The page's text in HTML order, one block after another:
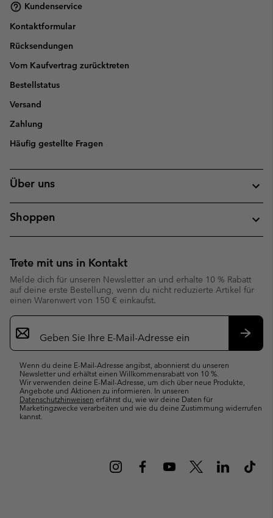
Kundenservice
Kontaktformular
Rücksendungen
Vom Kaufvertrag zurücktreten
Bestellstatus
Versand
Zahlung
Häufig gestellte Fragen
Über uns
Shoppen
Trete mit uns in Kontakt
Melde dich für unseren Newsletter an und erhalte 10 % Rabatt
auf deine erste Bestellung, wenn du nicht reduzierte Artikel für
einen Warenwert von 150 € einkaufst.
Newsletter-
Anmeldung
Wenn du deine E-Mail-Adresse angibst, abonnierst du unseren
Newsletter und erhältst einen Willkommensrabatt von 10 %.
Wir verwenden deine E-Mail-Adresse, um dich über neue Produkte,
Angebote und Aktionen zu informieren. In unseren
Datenschutzhinweisen erfährst du, wie wir deine Daten für
Marketingzwecke verarbeiten und wie du deine Zustimmung widerrufen
kannst.